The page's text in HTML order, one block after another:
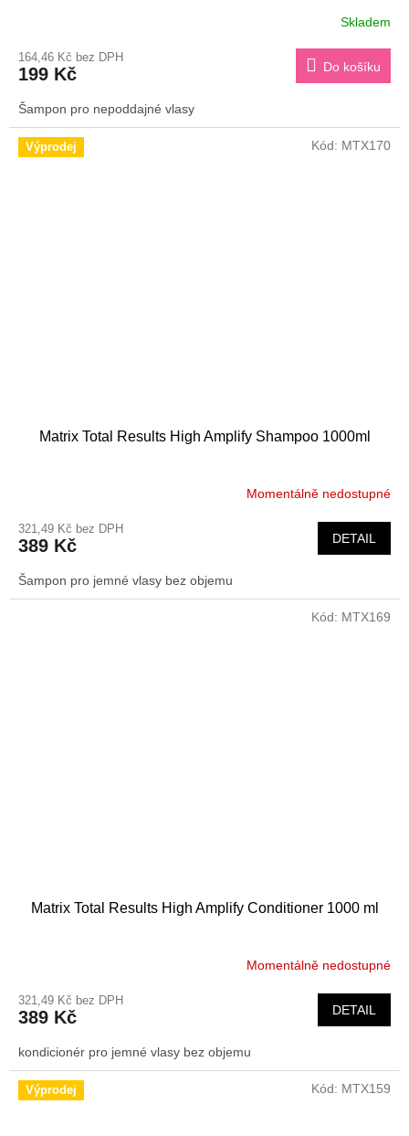
Skladem
164,46 Kč bez DPH
199 Kč Do košíku
Šampon pro nepoddajné vlasy
Výprodej
Matrix Total Results High Amplify Shampoo 1000ml
Momentálně nedostupné
321,49 Kč bez DPH
389 Kč DETAIL
Šampon pro jemné vlasy bez objemu
Kód: MTX170
Matrix Total Results High Amplify Conditioner 1000 ml
Momentálně nedostupné
321,49 Kč bez DPH
389 Kč DETAIL
kondicionér pro jemné vlasy bez objemu
Kód: MTX169
Výprodej Kód: MTX159